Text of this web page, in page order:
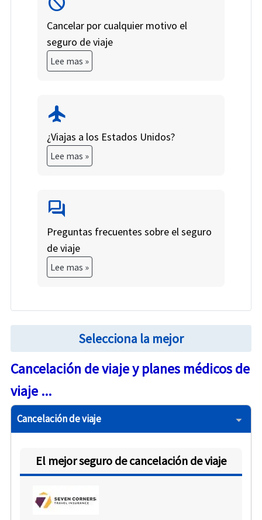
inquietud!
condiciones
preexistentes.
Cancelar por cualquier motivo el
seguro de viaje
Lee mas »
flight
¿Viajas a los Estados Unidos?
Lee mas »
forum
Preguntas frecuentes sobre el seguro
de viaje
Lee mas »
Selecciona la mejor
Cancelación de viaje y planes médicos de
viaje ...
Cancelación de viaje
El mejor seguro de cancelación de viaje